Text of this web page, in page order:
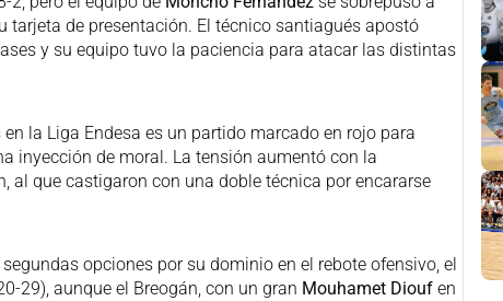
de presentación. El técnico santiagués apostó
y su equipo tuvo la paciencia para atacar las distintas
la Liga Endesa es un partido marcado en rojo para
inyección de moral. La tensión aumentó con la
al que castigaron con una doble técnica por encararse
opciones por su dominio en el rebote ofensivo, el
29), aunque el Breogán, con un gran Mouhamet Diouf en